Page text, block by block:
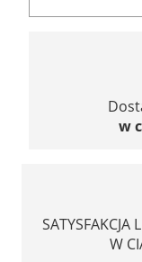
w
SATYSFAKCJA
W